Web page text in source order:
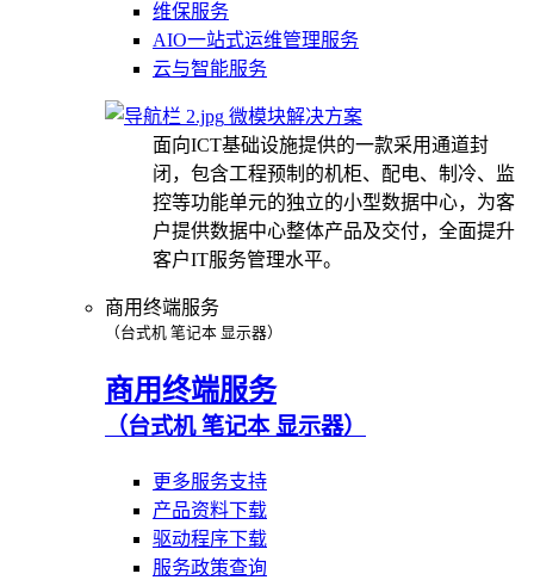
维保服务
AIO一站式运维管理服务
云与智能服务
微模块解决方案
面向ICT基础设施提供的一款采用通道封
闭，包含工程预制的机柜、配电、制冷、监
控等功能单元的独立的小型数据中心，为客
户提供数据中心整体产品及交付，全面提升
客户IT服务管理水平。
商用终端服务
（台式机 笔记本 显示器）
商用终端服务
（台式机 笔记本 显示器）
更多服务支持
产品资料下载
驱动程序下载
服务政策查询